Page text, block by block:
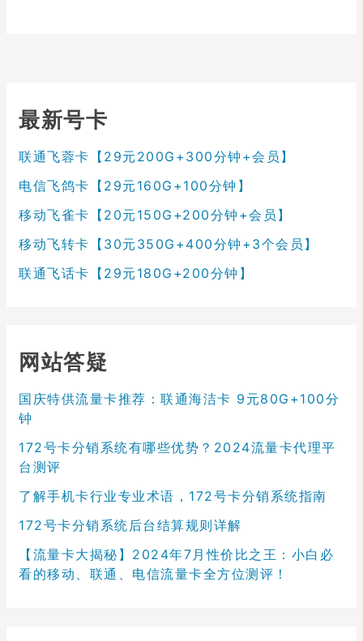
最新号卡
联通飞蓉卡【29元200G+300分钟+会员】
电信飞鸽卡【29元160G+100分钟】
移动飞雀卡【20元150G+200分钟+会员】
移动飞转卡【30元350G+400分钟+3个会员】
联通飞话卡【29元180G+200分钟】
网站答疑
国庆特供流量卡推荐：联通海洁卡 9元80G+100分
钟
172号卡分销系统有哪些优势？2024流量卡代理平
台测评
了解手机卡行业专业术语，172号卡分销系统指南
172号卡分销系统后台结算规则详解
【流量卡大揭秘】2024年7月性价比之王：小白必
看的移动、联通、电信流量卡全方位测评！